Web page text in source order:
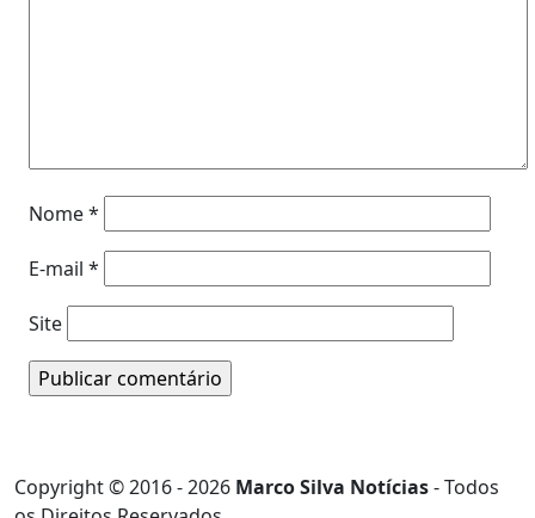
Nome*
E-mail *
Site
Copyright © 2016 - 2026 Marco Silva Notícias- Todos